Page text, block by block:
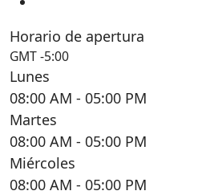
Horario de apertura
GMT -5:00
Lunes
08:00 AM - 05:00 PM
Martes
08:00 AM - 05:00 PM
Miércoles
08:00 AM - 05:00 PM